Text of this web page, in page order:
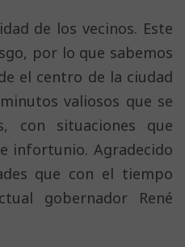
de los vecinos. Este
por lo que sabemos
el centro de la ciudad
valiosos que se
con situaciones que
infortunio. Agradecido
que con el tiempo
gobernador René